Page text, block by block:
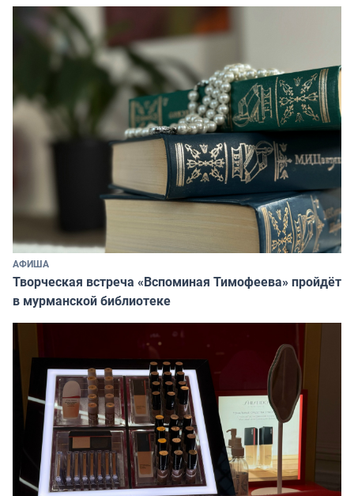
АФИША
Творческая встреча «Вспоминая Тимофеева» пройдёт
в мурманской библиотеке